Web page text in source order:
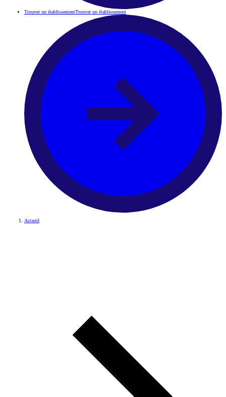
Trouver un établissementTrouver un établissement
Accueil